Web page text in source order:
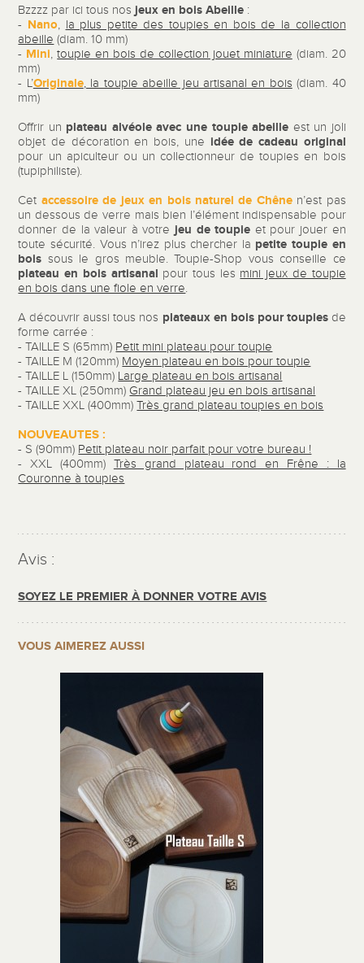
Bzzzz par ici tous nos jeux en bois Abeille :
- Nano, la plus petite des toupies en bois de la collection
abeille (diam. 10 mm)
- Mini,toupie en bois de collection jouet miniature (diam. 20
mm)
- L’Originale, la toupie abeille jeu artisanal en bois (diam. 40
mm)
Offrir un plateau alvéole avec une toupie abeille est un joli
objet de décoration en bois, une idée de cadeau original
pour un apiculteur ou un collectionneur de toupies en bois
(tupiphiliste).
Cet accessoire de jeux en bois naturel de Chênen’est pas
un dessous de verre mais bien l’élément indispensable pour
donner de la valeur à votre jeu de toupie et pour jouer en
toute sécurité. Vous n’irez plus chercher la petite toupie en
bois sous le gros meuble. Toupie-Shop vous conseille ce
plateau en bois artisanal pour tous les mini jeux de toupie
en bois dans une fiole en verre.
A découvrir aussi tous nos plateaux en bois pour toupiesde
forme carrée :
- TAILLE S (65mm) Petit mini plateau pour toupie
- TAILLE M (120mm) Moyen plateau en bois pour toupie
- TAILLE L (150mm) Large plateau en bois artisanal
- TAILLE XL (250mm) Grand plateau jeu en bois artisanal
- TAILLE XXL (400mm) Très grand plateau toupies en bois
NOUVEAUTES :
- S (90mm) Petit plateau noir parfait pour votre bureau !
- XXL (400mm) Très grand plateau rond en Frêne : la
Couronne à toupies
Avis :
SOYEZ LE PREMIER À DONNER VOTRE AVIS
VOUS AIMEREZ AUSSI